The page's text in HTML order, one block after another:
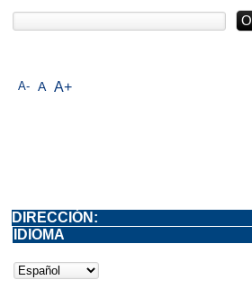
A- A A+
DIRECCIÓN:
IDIOMA